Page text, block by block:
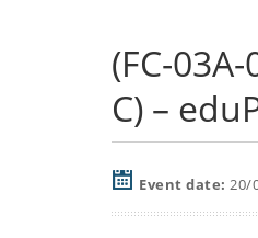
(FC-
C) –
Event date: 20/